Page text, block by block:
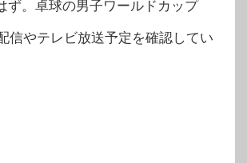
ず。卓球の男子ワールドカップ
信やテレビ放送予定を確認してい